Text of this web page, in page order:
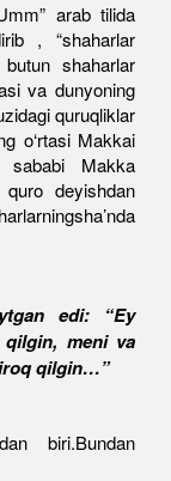
arab tilida
, “shaharlar
shaharlar
va dunyoning
quruqliklar
o‘rtasi Makkai
sababi Makka
deyishdan
edi: “Ey
meni va
qilgin…”
biri.Bundan